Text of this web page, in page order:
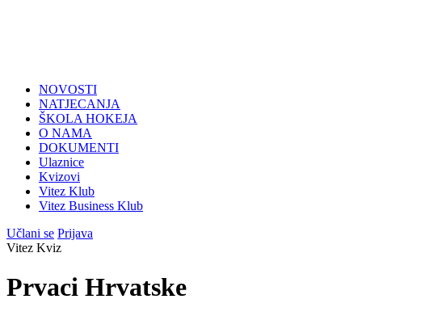
NOVOSTI
NATJECANJA
ŠKOLA HOKEJA
O NAMA
DOKUMENTI
Ulaznice
Kvizovi
Vitez Klub
Vitez Business Klub
Učlani se Prijava
Vitez Kviz
Prvaci Hrvatske